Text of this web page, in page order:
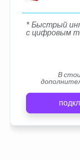
* Быстрый
с цифровым
В